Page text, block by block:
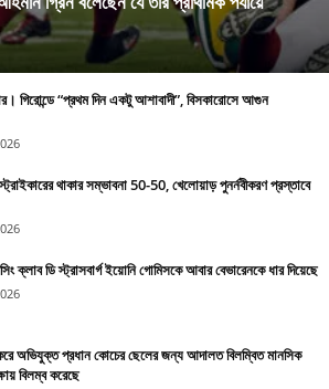
গিরোন্ডে “প্রথম দিন একটু আশাবাদী”, বিসকারোসে আগুন
থাকার সম্ভাবনা 50-50, খেলোয়াড় পুনর্নবীকরণ প্রস্তাবে
ক্লাব ডি স্ট্রাসবার্গ ইয়োনি গোমিসকে আবার বেভারেনকে ধার দিয়েছে
অভিযুক্ত প্রধান কোচের ছেলের জন্য আদালত বিলম্বিত মানসিক
বিলম্ব করেছে